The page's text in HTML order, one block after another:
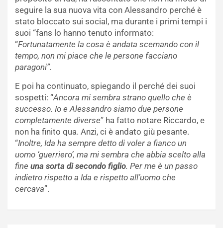
seguire la sua nuova vita con Alessandro perché è
stato bloccato sui social, ma durante i primi tempi i
suoi “fans lo hanno tenuto informato:
“Fortunatamente la cosa è andata scemando con il
tempo, non mi piace che le persone facciano
paragoni”.
E poi ha continuato, spiegando il perché dei suoi
sospetti: “Ancora mi sembra strano quello che è
successo. Io e Alessandro siamo due persone
completamente diverse” ha fatto notare Riccardo, e
non ha finito qua. Anzi, ci è andato giù pesante.
“Inoltre, Ida ha sempre detto di voler a fianco un
uomo ‘guerriero’, ma mi sembra che abbia scelto alla
fine una sorta di secondo figlio. Per me è un passo
indietro rispetto a Ida e rispetto all’uomo che
cercava”.